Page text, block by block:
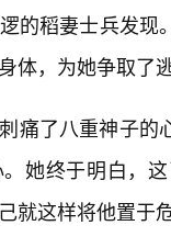
的稻妻士兵发
体，为她争取了
痛了八重神子的
她终于明白，
就这样将他置于